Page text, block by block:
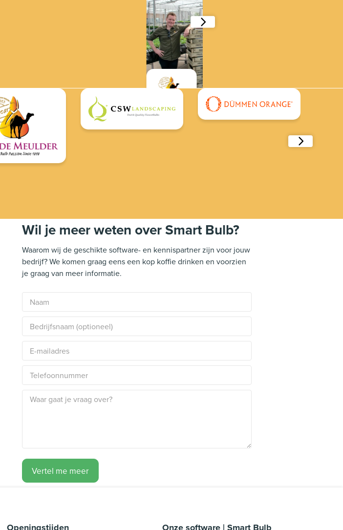
Wil je meer weten over Smart Bulb?
Waarom wij de geschikte software- en kennispartner zijn voor jouw
bedrijf? We komen graag eens een kop koffie drinken en voorzien
je graag van meer informatie.
Vertel me meer